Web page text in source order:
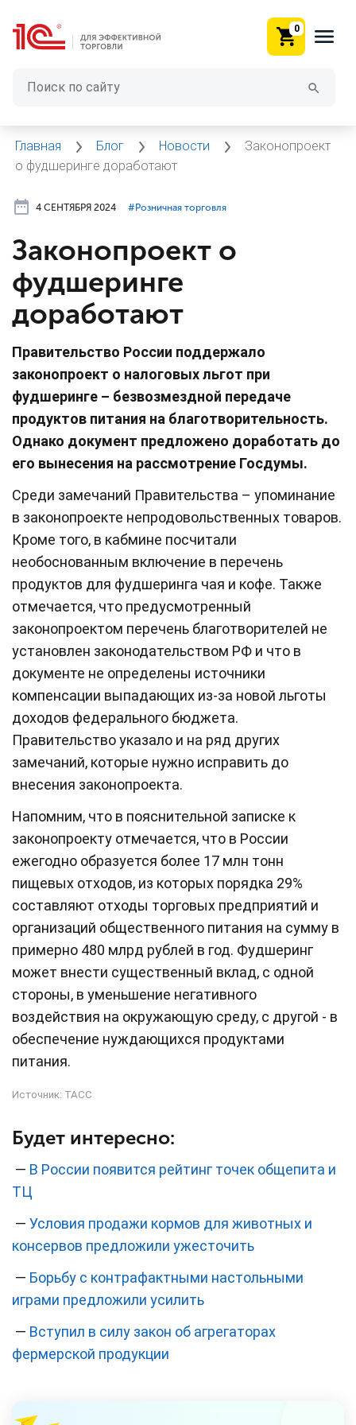
0
Главная Блог Новости
Законопроект
о фудшеринге доработают
4 СЕНТЯБРЯ 2024 #⁣Розничная торговля
Законопроект о
фудшеринге
доработают
Правительство России поддержало
законопроект о налоговых льгот при
фудшеринге – безвозмездной передаче
продуктов питания на благотворительность.
Однако документ предложено доработать до
его вынесения на рассмотрение Госдумы.
Среди замечаний Правительства – упоминание
в законопроекте непродовольственных товаров.
Кроме того, в кабмине посчитали
необоснованным включение в перечень
продуктов для фудшеринга чая и кофе. Также
отмечается, что предусмотренный
законопроектом перечень благотворителей не
установлен законодательством РФ и что в
документе не определены источники
компенсации выпадающих из-за новой льготы
доходов федерального бюджета.
Правительство указало и на ряд других
замечаний, которые нужно исправить до
внесения законопроекта.
Напомним, что в пояснительной записке к
законопроекту отмечается, что в России
ежегодно образуется более 17 млн тонн
пищевых отходов, из которых порядка 29%
составляют отходы торговых предприятий и
организаций общественного питания на сумму в
примерно 480 млрд рублей в год. Фудшеринг
может внести существенный вклад, с одной
стороны, в уменьшение негативного
воздействия на окружающую среду, с другой - в
обеспечение нуждающихся продуктами
питания.
Источник: ТАСС
Будет интересно:
— В России появится рейтинг точек общепита и
ТЦ
— Условия продажи кормов для животных и
консервов предложили ужесточить
— Борьбу с контрафактными настольными
играми предложили усилить
— Вступил в силу закон об агрегаторах
фермерской продукции